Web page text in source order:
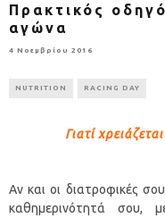
Πρακτικός
αγώνα
4 Νοεμβρίου 2016
NUTRITION RACING DAY
Γιατί
Αν και οι διατροφικές
καθημερινότητά σου,